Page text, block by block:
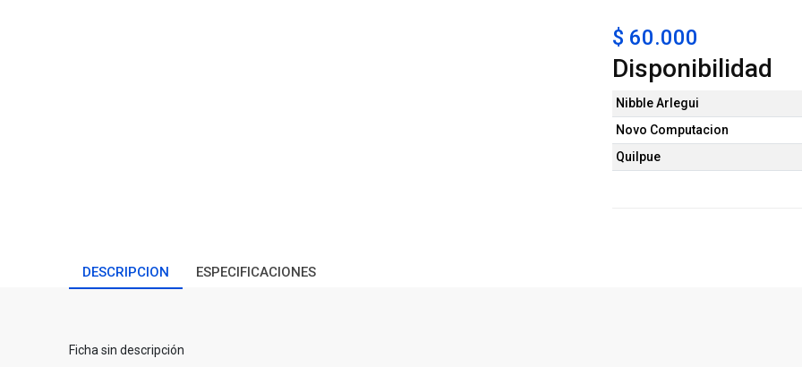
$ 60.000
Disponibilidad
Nibble Arlegui
Novo Computacion
Quilpue
DESCRIPCION ESPECIFICACIONES
Ficha sin descripción